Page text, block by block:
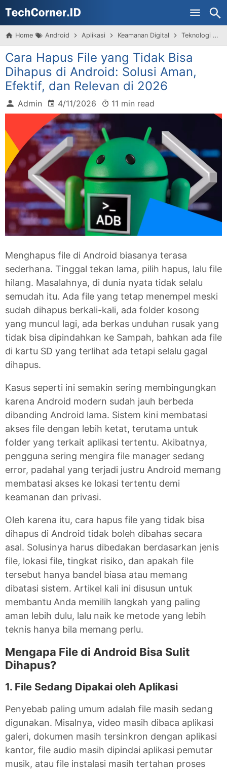
Skip to main content
Home Android Aplikasi Keamanan Digital Teknologi
Cara Hapus File yang Tidak Bisa
Dihapus di Android: Solusi Aman,
Efektif, dan Relevan di 2026
Admin 4/11/2026 11 min read
Menghapus file di Android biasanya terasa
sederhana. Tinggal tekan lama, pilih hapus, lalu file
hilang. Masalahnya, di dunia nyata tidak selalu
semudah itu. Ada file yang tetap menempel meski
sudah dihapus berkali-kali, ada folder kosong
yang muncul lagi, ada berkas unduhan rusak yang
tidak bisa dipindahkan ke Sampah, bahkan ada file
di kartu SD yang terlihat ada tetapi selalu gagal
dihapus.
Kasus seperti ini semakin sering membingungkan
karena Android modern sudah jauh berbeda
dibanding Android lama. Sistem kini membatasi
akses file dengan lebih ketat, terutama untuk
folder yang terkait aplikasi tertentu. Akibatnya,
pengguna sering mengira file manager sedang
error, padahal yang terjadi justru Android memang
membatasi akses ke lokasi tertentu demi
keamanan dan privasi.
Oleh karena itu, cara hapus file yang tidak bisa
dihapus di Android tidak boleh dibahas secara
asal. Solusinya harus dibedakan berdasarkan jenis
file, lokasi file, tingkat risiko, dan apakah file
tersebut hanya bandel biasa atau memang
dibatasi sistem. Artikel kali ini disusun untuk
membantu Anda memilih langkah yang paling
aman lebih dulu, lalu naik ke metode yang lebih
teknis hanya bila memang perlu.
Mengapa File di Android Bisa Sulit
Dihapus?
1. File Sedang Dipakai oleh Aplikasi
Penyebab paling umum adalah file masih sedang
digunakan. Misalnya, video masih dibaca aplikasi
galeri, dokumen masih tersinkron dengan aplikasi
kantor, file audio masih dipindai aplikasi pemutar
musik, atau file instalasi masih tertahan proses